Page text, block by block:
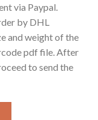
via Paypal.
by DHL
and weight of the
pdf file. After
to send the